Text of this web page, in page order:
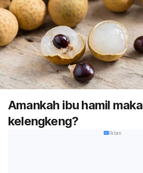
Amankah ibu hamil
kelengkeng?
Iklan